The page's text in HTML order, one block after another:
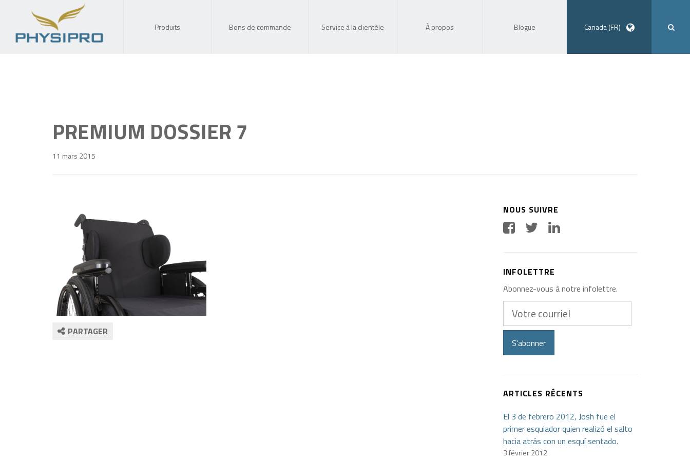
Produits Bons de commande Service à la clientèle À propos Blogue Canada (FR)
PREMIUM DOSSIER 7
11 mars 2015
PARTAGER
NOUS SUIVRE
INFOLETTRE
Abonnez-vous à notre infolettre.
courriel
S'abonner
ARTICLES RÉCENTS
El 3 de febrero 2012, Josh fue el
primer esquiador quien realizó el salto
hacia atrás con un esquí sentado.
3 février 2012